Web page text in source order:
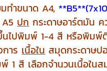
ทำขนาด A4,
ปก กระดาษอาร์ตมัน ค
นไปพิมพ์ 1-4 สี หรือพิมพ์
าร เนื้อใน สมุดกระดาษป
1 สี เลือกจำนวนเนื้อในส